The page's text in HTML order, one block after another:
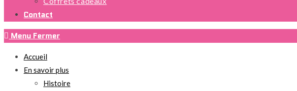
Contact
Menu Fermer
Accueil
En savoir plus
Histoire